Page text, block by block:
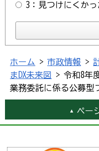
3：見つけにくかっ
ホーム > 市政情報 >
まDX未来図
> 令和8年
業務委託に係る公募型
ペー